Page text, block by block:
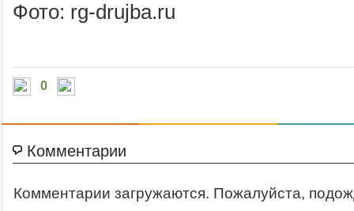
Фото: rg-drujba.ru
0
Комментарии
Комментарии загружаются. Пожалуйста,